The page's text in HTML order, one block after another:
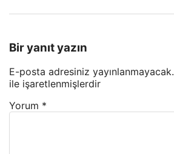
Bir yanıt yazın
E-posta adresiniz yayınlanmayacak.
ile işaretlenmişlerdir
Yorum *